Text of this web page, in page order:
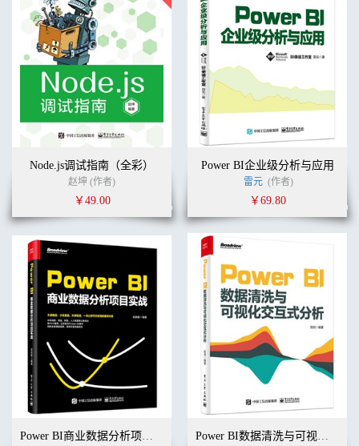
Node.js调试指南（全彩）
赵坤 (作者)
￥49.00
Power BI企业级分析与应用
雷元 (作者)
￥69.80
Power BI商业数据分析项目实战 Power BI数据清洗与可视化交互式分析